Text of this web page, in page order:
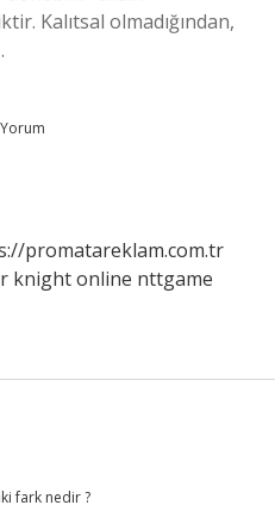
Kalıtsal olmadığından,
promatareklam.com.tr
knight online nttgame
fark nedir ?